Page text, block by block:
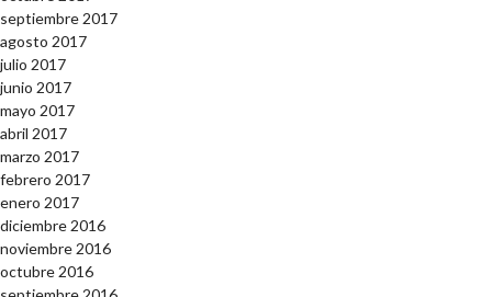
septiembre 2017
agosto 2017
julio 2017
junio 2017
mayo 2017
abril 2017
marzo 2017
febrero 2017
enero 2017
diciembre 2016
noviembre 2016
octubre 2016